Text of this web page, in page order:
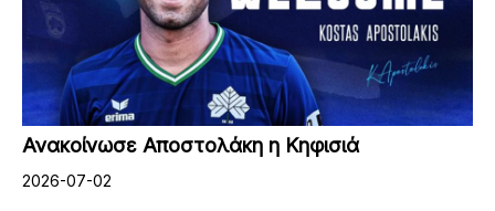
Ανακοίνωσε Αποστολάκη η Κηφισιά
2026-07-02